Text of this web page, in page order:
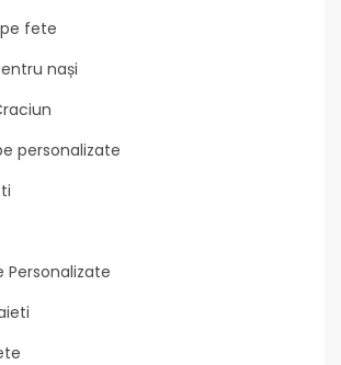
fete
nași
personalizate
Personalizate